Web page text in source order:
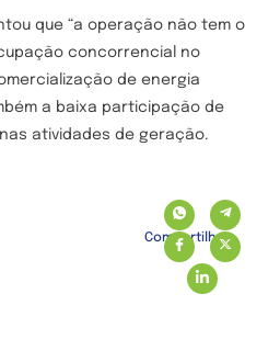
que “a operação não tem o
concorrencial no
de energia
a baixa participação de
atividades de geração.
Compartilhe: